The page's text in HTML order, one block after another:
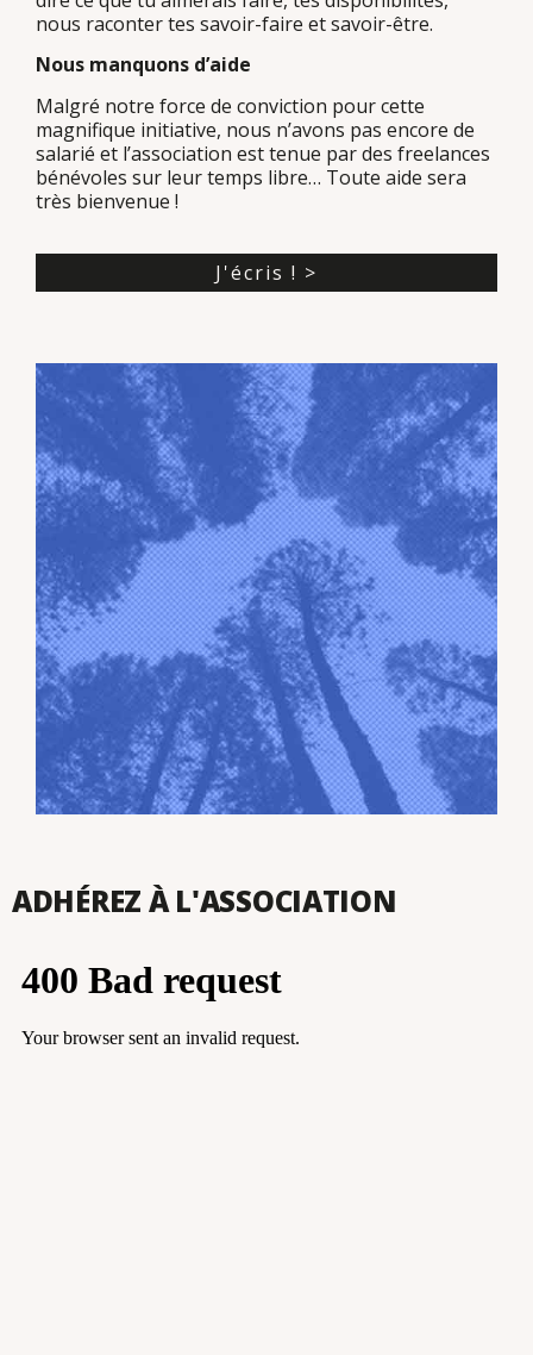
nous raconter tes savoir-faire et savoir-être.
Nous manquons d’aide
Malgré notre force de conviction pour cette
magnifique initiative, nous n’avons pas encore de
salarié et l’association est tenue par des freelances
bénévoles sur leur temps libre… Toute aide sera
très bienvenue !
J'écris ! >
ADHÉREZ À L'ASSOCIATION